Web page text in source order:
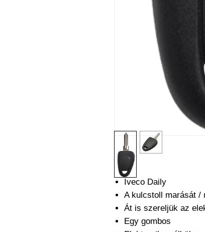
Iveco Daily
A kulcstoll marását /
Át is szereljük az
Egy gombos